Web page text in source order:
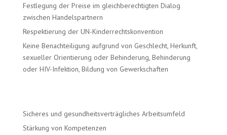
Festlegung der Preise im gleichberechtigten Dialog
zwischen Handelspartnern
Respektierung der UN-Kinderrechtskonvention
Keine Benachteiligung aufgrund von Geschlecht, Herkunft,
sexueller Orientierung oder Behinderung, Behinderung
oder HIV-Infektion, Bildung von Gewerkschaften
Sicheres und gesundheitsverträgliches Arbeitsumfeld
Stärkung von Kompetenzen